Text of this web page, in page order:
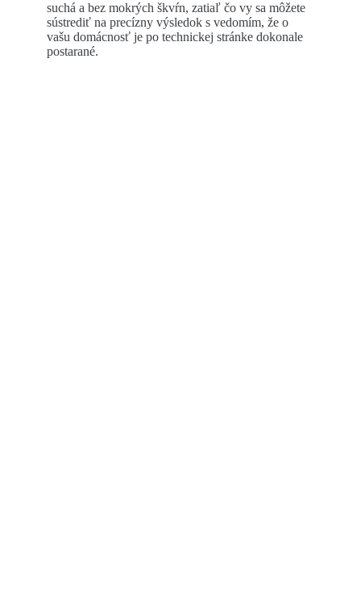
suchá a bez mokrých škvŕn, zatiaľ čo vy sa môžete
sústrediť na precízny výsledok s vedomím, že o
vašu domácnosť je po technickej stránke dokonale
postarané.